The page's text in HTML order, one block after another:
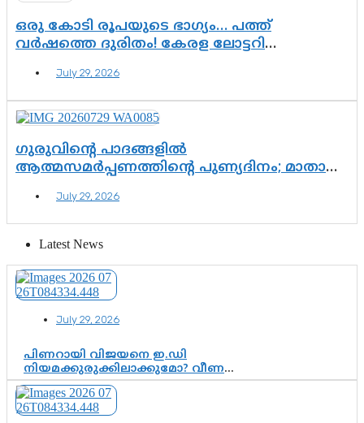
ഒരു കോടി രൂപയുടെ ഭാഗ്യം… പത്ത്
വർഷത്തെ ദുരിതം! കേരള ലോട്ടറി
പോരാട്ടംJuly 29, 2026
ഗുരുവിന്റെ പാദങ്ങളിൽ
ആത്മസമർപ്പണത്തിന്റെ പുണ്യദിനം; മാതാ
ഗുരുപൂർണിമ ആഘോഷം
July 29, 2026
Latest News
July 29, 2026
പിണറായി വിജയനെ ഇ.ഡി
നിയമക്കുരുക്കിലാക്കുമോ? വീണ
വിജയൻ മാപ്പുസാക്ഷിയാകുമോ?
കർത്തയുടെ മൊഴി നിർണായക
വഴിത്തിരിവാകുമോ?